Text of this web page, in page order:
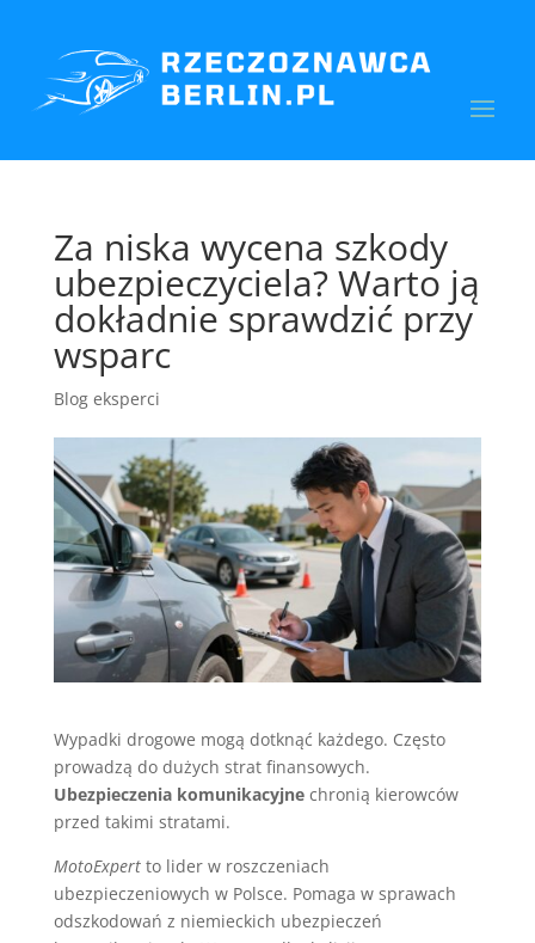
Za niska wycena szkody
ubezpieczyciela? Warto ją
dokładnie sprawdzić przy
wsparc
Blog eksperci
Wypadki drogowe mogą dotknąć każdego. Często
prowadzą do dużych strat finansowych.
Ubezpieczenia komunikacyjnechronią kierowców
przed takimi stratami.
MotoExpertto lider w roszczeniach
ubezpieczeniowych w Polsce. Pomaga w sprawach
odszkodowań z niemieckich ubezpieczeń